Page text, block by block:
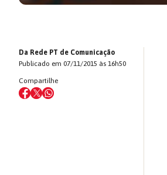
Da Rede PT de Comunicação
Publicado em 07/11/2015 às 16h50
Compartilhe